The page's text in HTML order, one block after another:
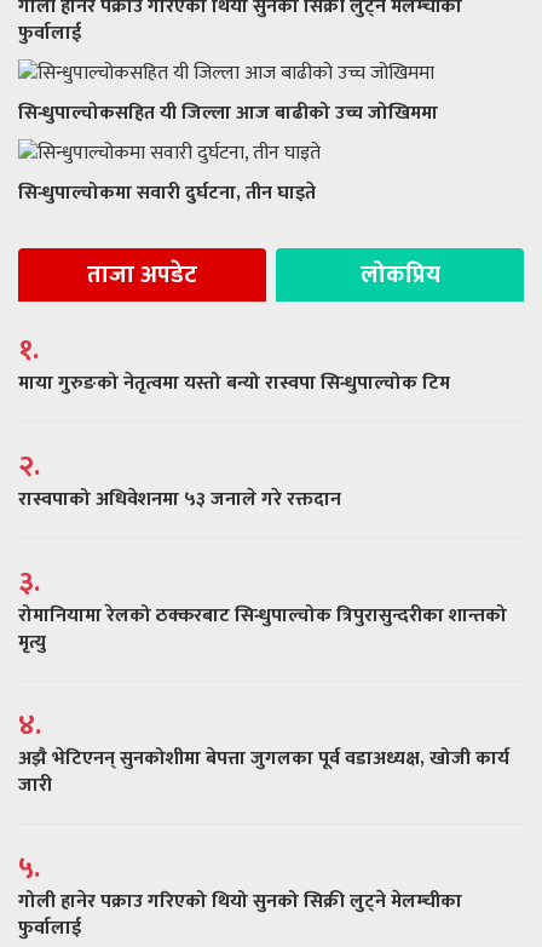
फुर्वालाई
सिन्धुपाल्चोकसहित यी जिल्ला आज बाढीको उच्च जोखिममा
सिन्धुपाल्चोकमा सवारी दुर्घटना, तीन घाइते
ताजा अपडेट लोकप्रिय
१.
माया गुरुङको नेतृत्वमा यस्तो बन्यो रास्वपा सिन्धुपाल्चोक टिम
२.
रास्वपाको अधिवेशनमा ५३ जनाले गरे रक्तदान
३.
रोमानियामा रेलको ठक्करबाट सिन्धुपाल्चोक त्रिपुरासुन्दरीका शान्तको
मृत्यु
४.
अझै भेटिएनन् सुनकोशीमा बेपत्ता जुगलका पूर्व वडाअध्यक्ष, खोजी कार्य
जारी
५.
गोली हानेर पक्राउ गरिएको थियो सुनको सिक्री लुट्ने मेलम्चीका
फुर्वालाई